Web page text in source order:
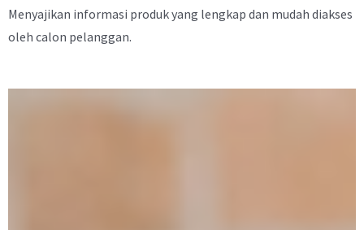
Menyajikan informasi produk yang lengkap dan mudah diakses
oleh calon pelanggan.